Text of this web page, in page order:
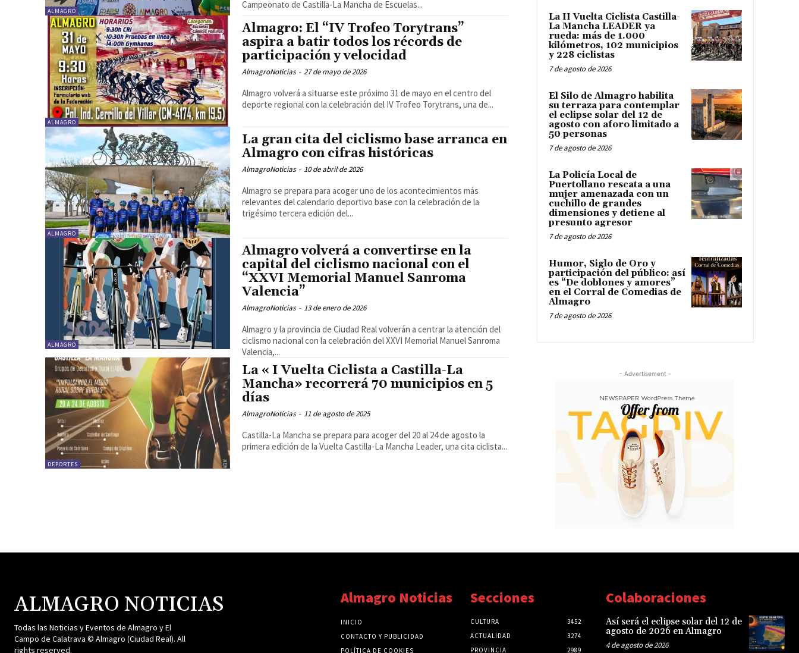
ALMAGRO
Campeonato de Castilla-La Mancha de Escuelas...
ALMAGRO
Almagro: El “IV Trofeo Torytrans”
aspira a batir todos los récords de
participación y velocidad
AlmagroNoticias - 27 de mayo de 2026
Almagro volverá a situarse este próximo 31 de mayo en el centro del
deporte regional con la celebración del IV Trofeo Torytrans, una de...
ALMAGRO
La gran cita del ciclismo base arranca en
Almagro con cifras históricas
AlmagroNoticias - 10 de abril de 2026
Almagro se prepara para acoger uno de los acontecimientos más
relevantes del calendario deportivo base con la celebración de la
trigésimo tercera edición del...
ALMAGRO
Almagro volverá a convertirse en la
capital del ciclismo nacional con el
“XXVI Memorial Manuel Sanroma
Valencia”
AlmagroNoticias - 13 de enero de 2026
Almagro y la provincia de Ciudad Real volverán a centrar la atención del
ciclismo nacional con la celebración del XXVI Memorial Manuel Sanroma
Valencia,...
DEPORTES
La « I Vuelta Ciclista a Castilla-La
Mancha» recorrerá 70 municipios en 5
días
AlmagroNoticias - 11 de agosto de 2025
Castilla-La Mancha se prepara para acoger del 20 al 24 de agosto la
primera edición de la Vuelta Castilla-La Mancha Leader, una cita ciclista...
La II Vuelta Ciclista Castilla-
La Mancha LEADER ya
rueda: más de 1.000
kilómetros, 102 municipios
y 228 ciclistas
7 de agosto de 2026
El Silo de Almagro habilita
su terraza para contemplar
el eclipse solar del 12 de
agosto con aforo limitado a
50 personas
7 de agosto de 2026
La Policía Local de
Puertollano rescata a una
mujer amenazada con un
cuchillo de grandes
dimensiones y detiene al
presunto agresor
7 de agosto de 2026
Humor, Siglo de Oro y
participación del público: así
es “De doblones y amores”
en el Corral de Comedias de
Almagro
7 de agosto de 2026
- Advertisement -
ALMAGRO NOTICIAS
Todas las Noticias y Eventos de Almagro y El
Campo de Calatrava © Almagro (Ciudad Real). All
rights reserved.
Almagro Noticias
INICIO
CONTACTO Y PUBLICIDAD
POLÍTICA DE COOKIES
Secciones
CULTURA
3452
ACTUALIDAD
3274
PROVINCIA
2989
Colaboraciones
Así será el eclipse solar del 12 de
agosto de 2026 en Almagro
4 de agosto de 2026